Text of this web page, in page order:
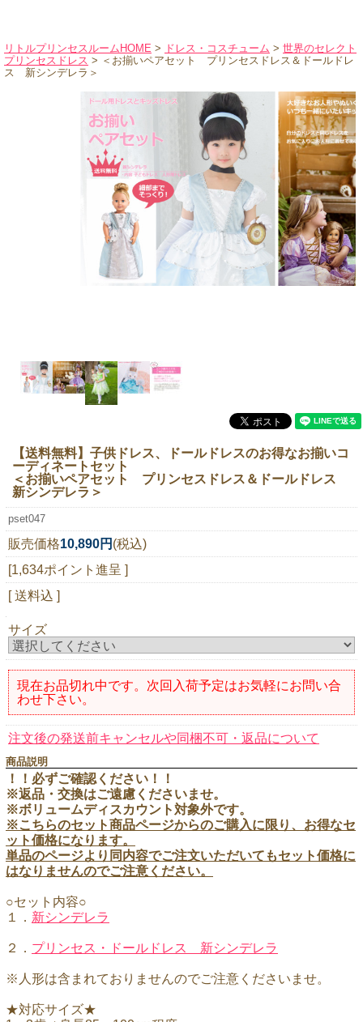
リトルプリンセスルームHOME > ドレス・コスチューム > 世界のセレクト
プリンセスドレス > ＜お揃いペアセット プリンセスドレス＆ドールドレ
ス 新シンデレラ＞
【送料無料】子供ドレス、ドールドレスのお得なお揃いコ
ーディネートセット
＜お揃いペアセット プリンセスドレス＆ドールドレス
新シンデレラ＞
pset047
販売価格10,890円 (税込)
[1,634ポイント進呈 ]
[ 送料込 ]
サイズ
現在お品切れ中です。次回入荷予定はお気軽にお問い合
わせ下さい。
注文後の発送前キャンセルや同梱不可・返品について
商品説明
！！必ずご確認ください！！
※返品・交換はご遠慮くださいませ。
※ボリュームディスカウント対象外です。
※こちらのセット商品ページからのご購入に限り、お得なセ
ット価格になります。
単品のページより同内容でご注文いただいてもセット価格に
はなりませんのでご注意ください。
○セット内容○
１． 新シンデレラ
２． プリンセス・ドールドレス 新シンデレラ
※人形は含まれておりませんのでご注意くださいませ。
★対応サイズ★
アウトレット
ショッピングインフォメーション
会社概要
お支払・送料
返品・交換
サイズの測り方
よくあるご質問
レビューを見る
ブログ
当店は持続可能な開発目標「SDGs」を推進しています。
電話受付時間：月～金10:00~16:00 ※祝日除く